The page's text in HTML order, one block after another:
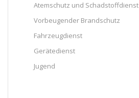
Atemschutz und Schadstoffdienst
Vorbeugender Brandschutz
Fahrzeugdienst
Gerätedienst
Jugend